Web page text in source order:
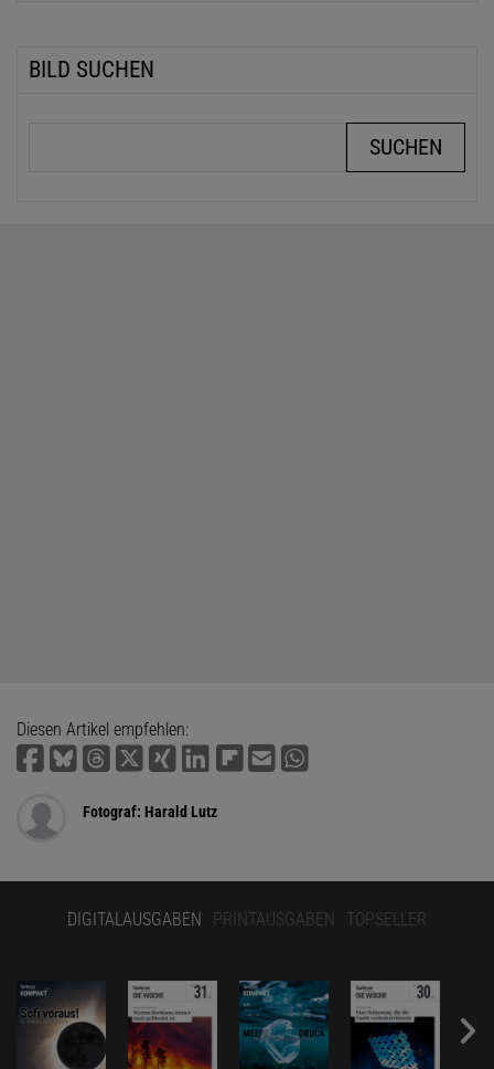
BILD SUCHEN
Diesen Artikel empfehlen:
Fotograf: Harald Lutz
DIGITALAUSGABEN PRINTAUSGABEN TOPSELLER